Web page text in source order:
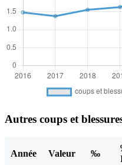
Autres coups et
Année Valeur ‰